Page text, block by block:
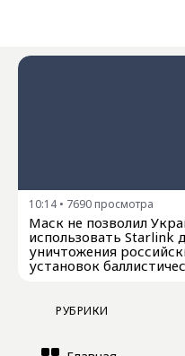
10:14 • 7690 просмотра
Маск не позволил
использовать Starlink
уничтожения
установок
РУБРИКИ